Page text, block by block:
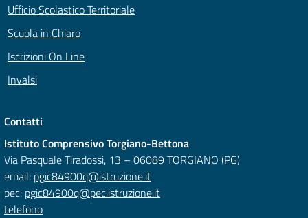
Ufficio Scolastico Territoriale
Scuola in Chiaro
Iscrizioni On Line
Invalsi
Contatti
Istituto Comprensivo Torgiano-Bettona
Via Pasquale Tiradossi, 13 – 06089 TORGIANO (PG)
email: pgic84900q@istruzione.it
pec: pgic84900q@pec.istruzione.it
telefono